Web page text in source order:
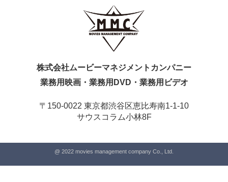
株式会社ムービーマネジメントカンパニー
業務用映画・業務用DVD・業務用ビデオ
〒150-0022 東京都渋谷区恵比寿南1-1-10
サウスコラム小林8F
@ 2022 movies management company Co., Ltd.